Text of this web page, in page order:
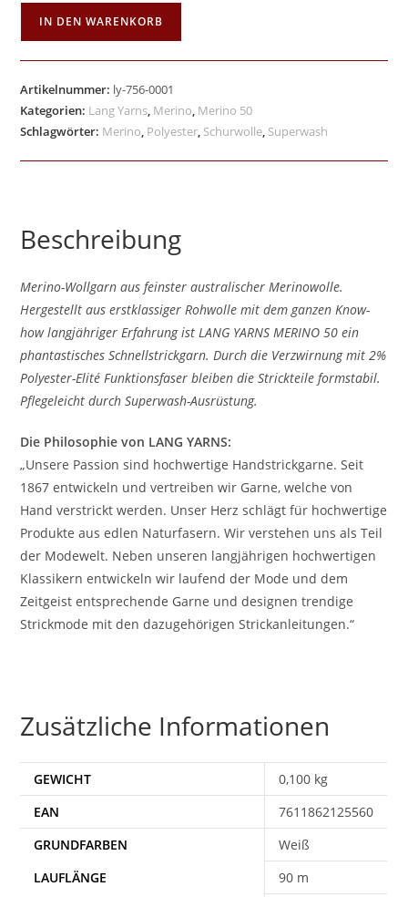
IN DEN WARENKORB
Artikelnummer: ly-756-0001
Kategorien: Lang Yarns Merino Merino 50
Schlagwörter: Merino Polyester Schurwolle Superwash
Beschreibung
Merino-Wollgarn aus feinster australischer Merinowolle.
Hergestellt aus erstklassiger Rohwolle mit dem ganzen Know-
how langjähriger Erfahrung ist LANG YARNS MERINO 50 ein
phantastisches Schnellstrickgarn. Durch die Verzwirnung mit 2%
Polyester-Elité Funktionsfaser bleiben die Strickteile formstabil.
Pflegeleicht durch Superwash-Ausrüstung.
Die Philosophie von LANG YARNS:
„Unsere Passion sind hochwertige Handstrickgarne. Seit
1867 entwickeln und vertreiben wir Garne, welche von
Hand verstrickt werden. Unser Herz schlägt für hochwertige
Produkte aus edlen Naturfasern. Wir verstehen uns als Teil
der Modewelt. Neben unseren langjährigen hochwertigen
Klassikern entwickeln wir laufend der Mode und dem
Zeitgeist entsprechende Garne und designen trendige
Strickmode mit den dazugehörigen Strickanleitungen.“
Zusätzliche Informationen
GEWICHT
0,100 kg
EAN
7611862125560
Weiß
90 m